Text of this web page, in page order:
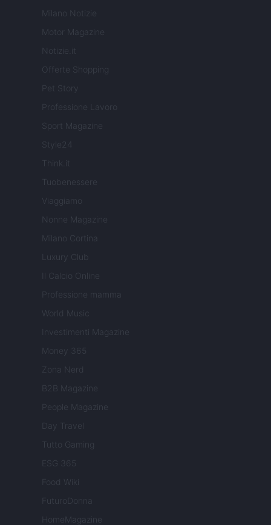
Milano Notizie
Motor Magazine
Notizie.it
Offerte Shopping
Pet Story
Professione Lavoro
Sport Magazine
Style24
Think.it
Tuobenessere
Viaggiamo
Nonne Magazine
Milano Cortina
Luxury Club
Il Calcio Online
Professione mamma
World Music
Investimenti Magazine
Money 365
Zona Nerd
B2B Magazine
People Magazine
Day Travel
Tutto Gaming
ESG 365
Food Wiki
FuturoDonna
HomeMagazine